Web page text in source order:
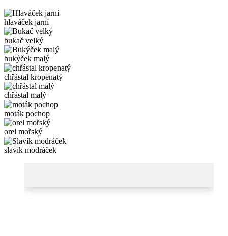
hlaváček jarní
bukač velký
bukýček malý
chřástal kropenatý
chřástal malý
moták pochop
orel mořský
slavík modráček